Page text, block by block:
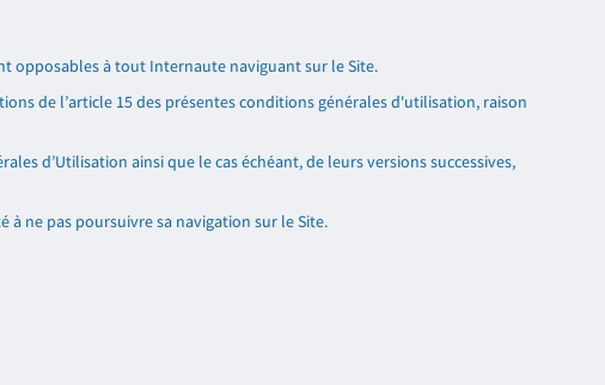
opposables à tout Internaute naviguant sur le Site.
de l’article 15 des présentes conditions générales d'utilisation, raison
d’Utilisation ainsi que le cas échéant, de leurs versions successives,
ne pas poursuivre sa navigation sur le Site.